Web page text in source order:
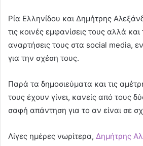
Ρία Ελληνίδου και Δημήτρης
τις κοινές εμφανίσεις τους αλλά και
αναρτήσεις τους στα social media,
για την σχέση τους.
Παρά τα δημοσιεύματα και τις
τους έχουν γίνει, κανείς από τους
σαφή απάντηση για το αν είναι σε
Λίγες ημέρες νωρίτερα, Δημήτρης